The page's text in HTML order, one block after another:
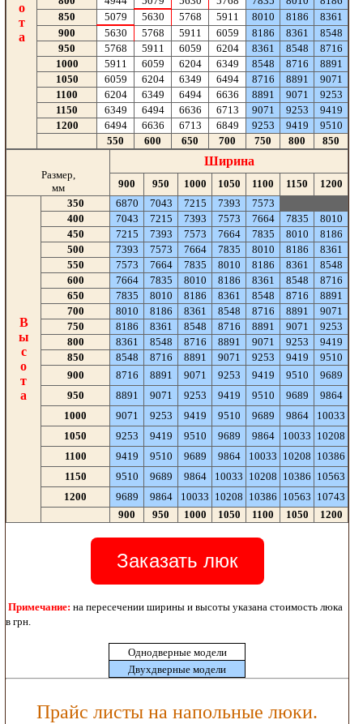
о
т
а
850
5079 5630 5768 5911 8010 8186
8361
900
5630 5768 5911 6059 8186 8361
8548
950
5768 5911 6059 6204 8361 8548
8716
1000
5911 6059 6204 6349 8548 8716
8891
1050
6059 6204 6349 6494 8716 8891
9071
1100
6204 6349 6494 6636 8891 9071
9253
1150
6349 6494 6636 6713 9071 9253
9419
1200
6494 6636 6713 6849 9253 9419
9510
550
600 650 700 750 800 850
Размер,
мм
Ширина
900 950 1000 1050 1100 1150 1200
В
ы
с
о
т
а
350 6870 7043 7215 7393
7573
400
7043 7215 7393 7573 7664 7835
8010
450
7215 7393 7573 7664 7835 8010
8186
500
7393 7573 7664 7835 8010 8186
8361
550
7573 7664 7835 8010 8186 8361
8548
600
7664 7835 8010 8186 8361 8548
8716
650
7835 8010 8186 8361 8548 8716
8891
700
8010 8186 8361 8548 8716 8891
9071
750
8186 8361 8548 8716 8891 9071
9253
800
8361 8548 8716 8891 9071 9253
9419
850
8548 8716 8891 9071 9253 9419
9510
900
8716 8891 9071 9253 9419 9510
9689
950
8891 9071 9253 9419 9510 9689
9864
1000
9071 9253 9419 9510 9689 9864
10033
1050
9253 9419 9510 9689 9864 10033 10208
1100
9419 9510 9689 9864 10033 10208 10386
1150
9510 9689 9864 10033 10208 10386 10563
1200
9689 9864 10033 10208 10386 10563 10743
900
950 1000 1050 1100 1050 1200
Заказать люк
Примечание: на пересечении ширины и высоты указана стоимость люка
в грн.
Однодверные модели
Двухдверные модели
Прайс листы на напольные люки.